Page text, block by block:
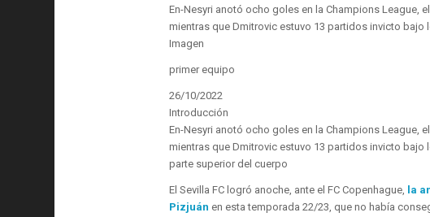
En-Nesyri anotó ocho goles en la Champions
mientras que Dmitrovic estuvo 13 partidos invicto
Imagen
primer equipo
26/10/2022
Introducción
En-Nesyri anotó ocho goles en la Champions
mientras que Dmitrovic estuvo 13 partidos invicto
parte superior del cuerpo
El Sevilla FC logró anoche, ante el FC Copenhague, la
Pizjuán en esta temporada 22/23, que no había